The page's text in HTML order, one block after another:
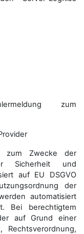
zum
zum Zwecke der
Sicherheit und
auf EU DSGVO
der
auto­matisiert
Bei berechtigtem
auf Grund einer
Rechtsverordnung,